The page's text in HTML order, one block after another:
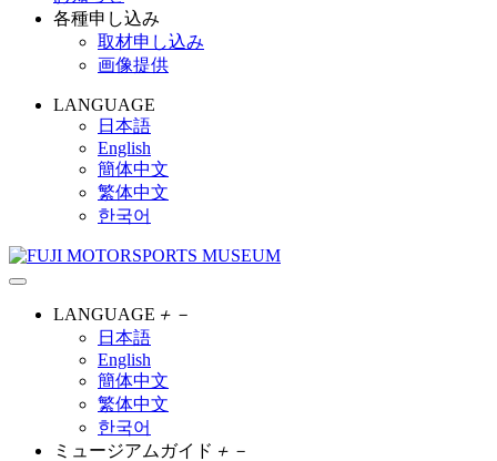
各種申し込み
取材申し込み
画像提供
LANGUAGE
日本語
English
簡体中文
繁体中文
한국어
LANGUAGE ＋ －
日本語
English
簡体中文
繁体中文
한국어
ミュージアムガイド ＋ －